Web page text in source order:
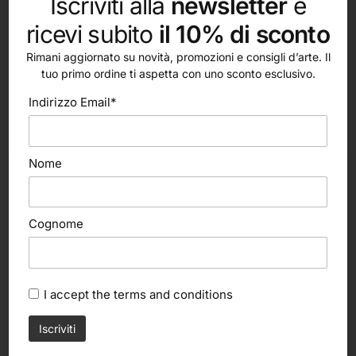
ricevi subito il 10% di sconto
Rimani aggiornato su novità, promozioni e consigli d’arte. Il
tuo primo ordine ti aspetta con uno sconto esclusivo.
Indirizzo Email*
Nome
Cognome
I accept the terms and conditions